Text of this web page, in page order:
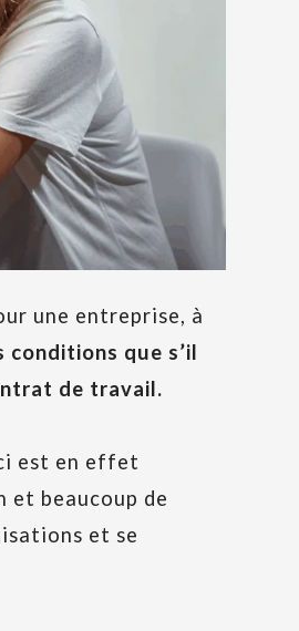
une entreprise, à
que s’il
de travail.
est en effet
et beaucoup de
et se